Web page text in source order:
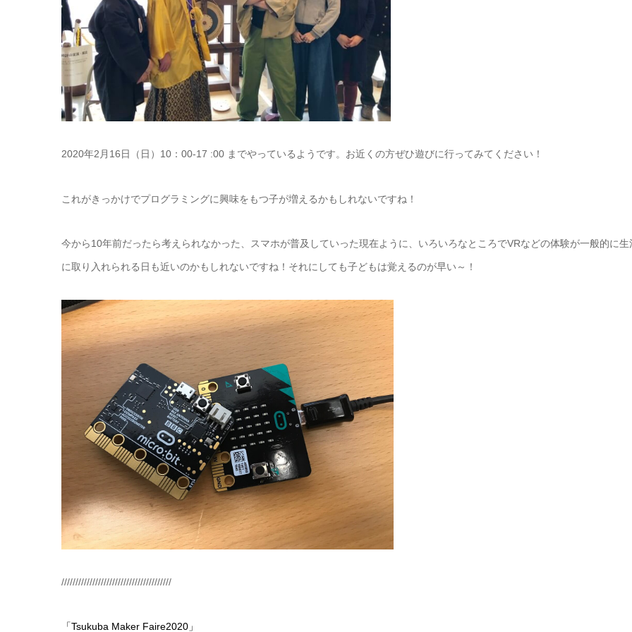
2020年2月16日（日）10：00-17 :00 までやっているようです。お近くの方ぜひ遊びに行ってみてください！
これがきっかけでプログラミングに興味をもつ子が増えるかもしれないですね！
今から10年前だったら考えられなかった、スマホが普及していった現在ように、いろいろなところでVRなどの体験が一般的に生
に取り入れられる日も近いのかもしれないですね！それにしても子どもは覚えるのが早い～！
///////////////////////////////////////
「Tsukuba Maker Faire2020」